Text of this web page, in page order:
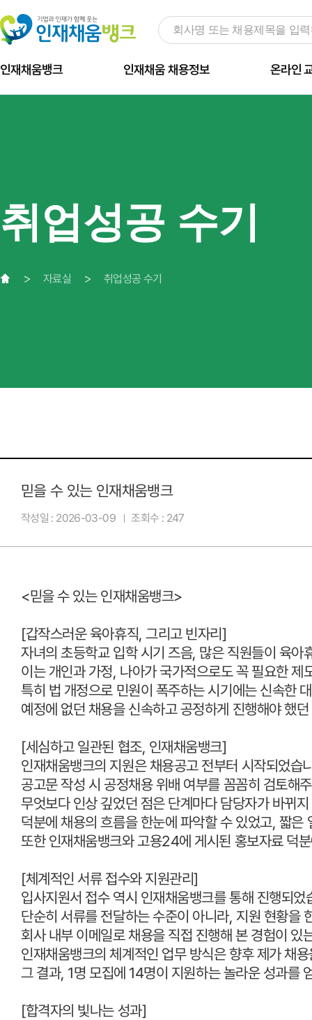
인재채움뱅크 인재채움 채용정보 온라인
취업성공 수기
자료실 취업성공 수기
믿을 수 있는 인재채움뱅크
작성일 2026-03-09 조회수 247
<믿을 수 있는 인재채움뱅크>
[갑작스러운 육아휴직,그리고 빈자리]
자녀의 초등학교 입학 시기 즈음, 많은 직원들이 육아
이는 개인과 가정, 나아가 국가적으로도 꼭 필요한 제
특히 법 개정으로 민원이 폭주하는 시기에는 신속한
예정에 없던 채용을 신속하고 공정하게 진행해야 했
[세심하고 일관된 협조, 인재채움뱅크]
인재채움뱅크의 지원은 채용공고 전부터 시작되었습
공고문 작성 시 공정채용 위배 여부를 꼼꼼히 검토해
무엇보다 인상 깊었던 점은 단계마다 담당자가 바뀌
덕분에 채용의 흐름을 한눈에 파악할 수 있었고, 짧은
또한 인재채움뱅크와 고용24에 게시된 홍보자료 덕
[체계적인 서류 접수와 지원관리]
입사지원서 접수 역시 인재채움뱅크를 통해 진행되었
단순히 서류를 전달하는 수준이 아니라, 지원 현황을
회사 내부 이메일로 채용을 직접 진행해 본 경험이 있
인재채움뱅크의 체계적인 업무 방식은 향후 제가 채
그 결과, 1명 모집에 14명이 지원하는 놀라운 성과를
[합격자의 빛나는 성과]